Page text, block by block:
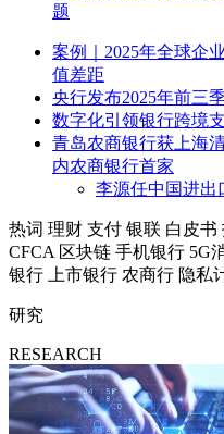
题
案例｜2025年全球企
值差距
央行发布2025年前三
数字化引领银行跨境
青岛农商银行获上海
内农商银行首家
李源任中国进出
热词 理财 支付 银联 白皮书
CFCA 区块链 手机银行 5G
银行
上市银行 农商行 隐私
研究
RESEARCH